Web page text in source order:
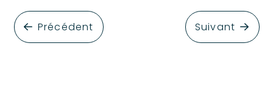
Précédent Suivant